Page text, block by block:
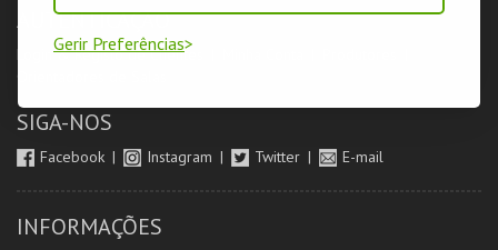
Gerir Preferências
AUTENTICAÇÃO
Login & Registo de Clientes
SIGA-NOS
Facebook Instagram Twitter E-mail
INFORMAÇÕES